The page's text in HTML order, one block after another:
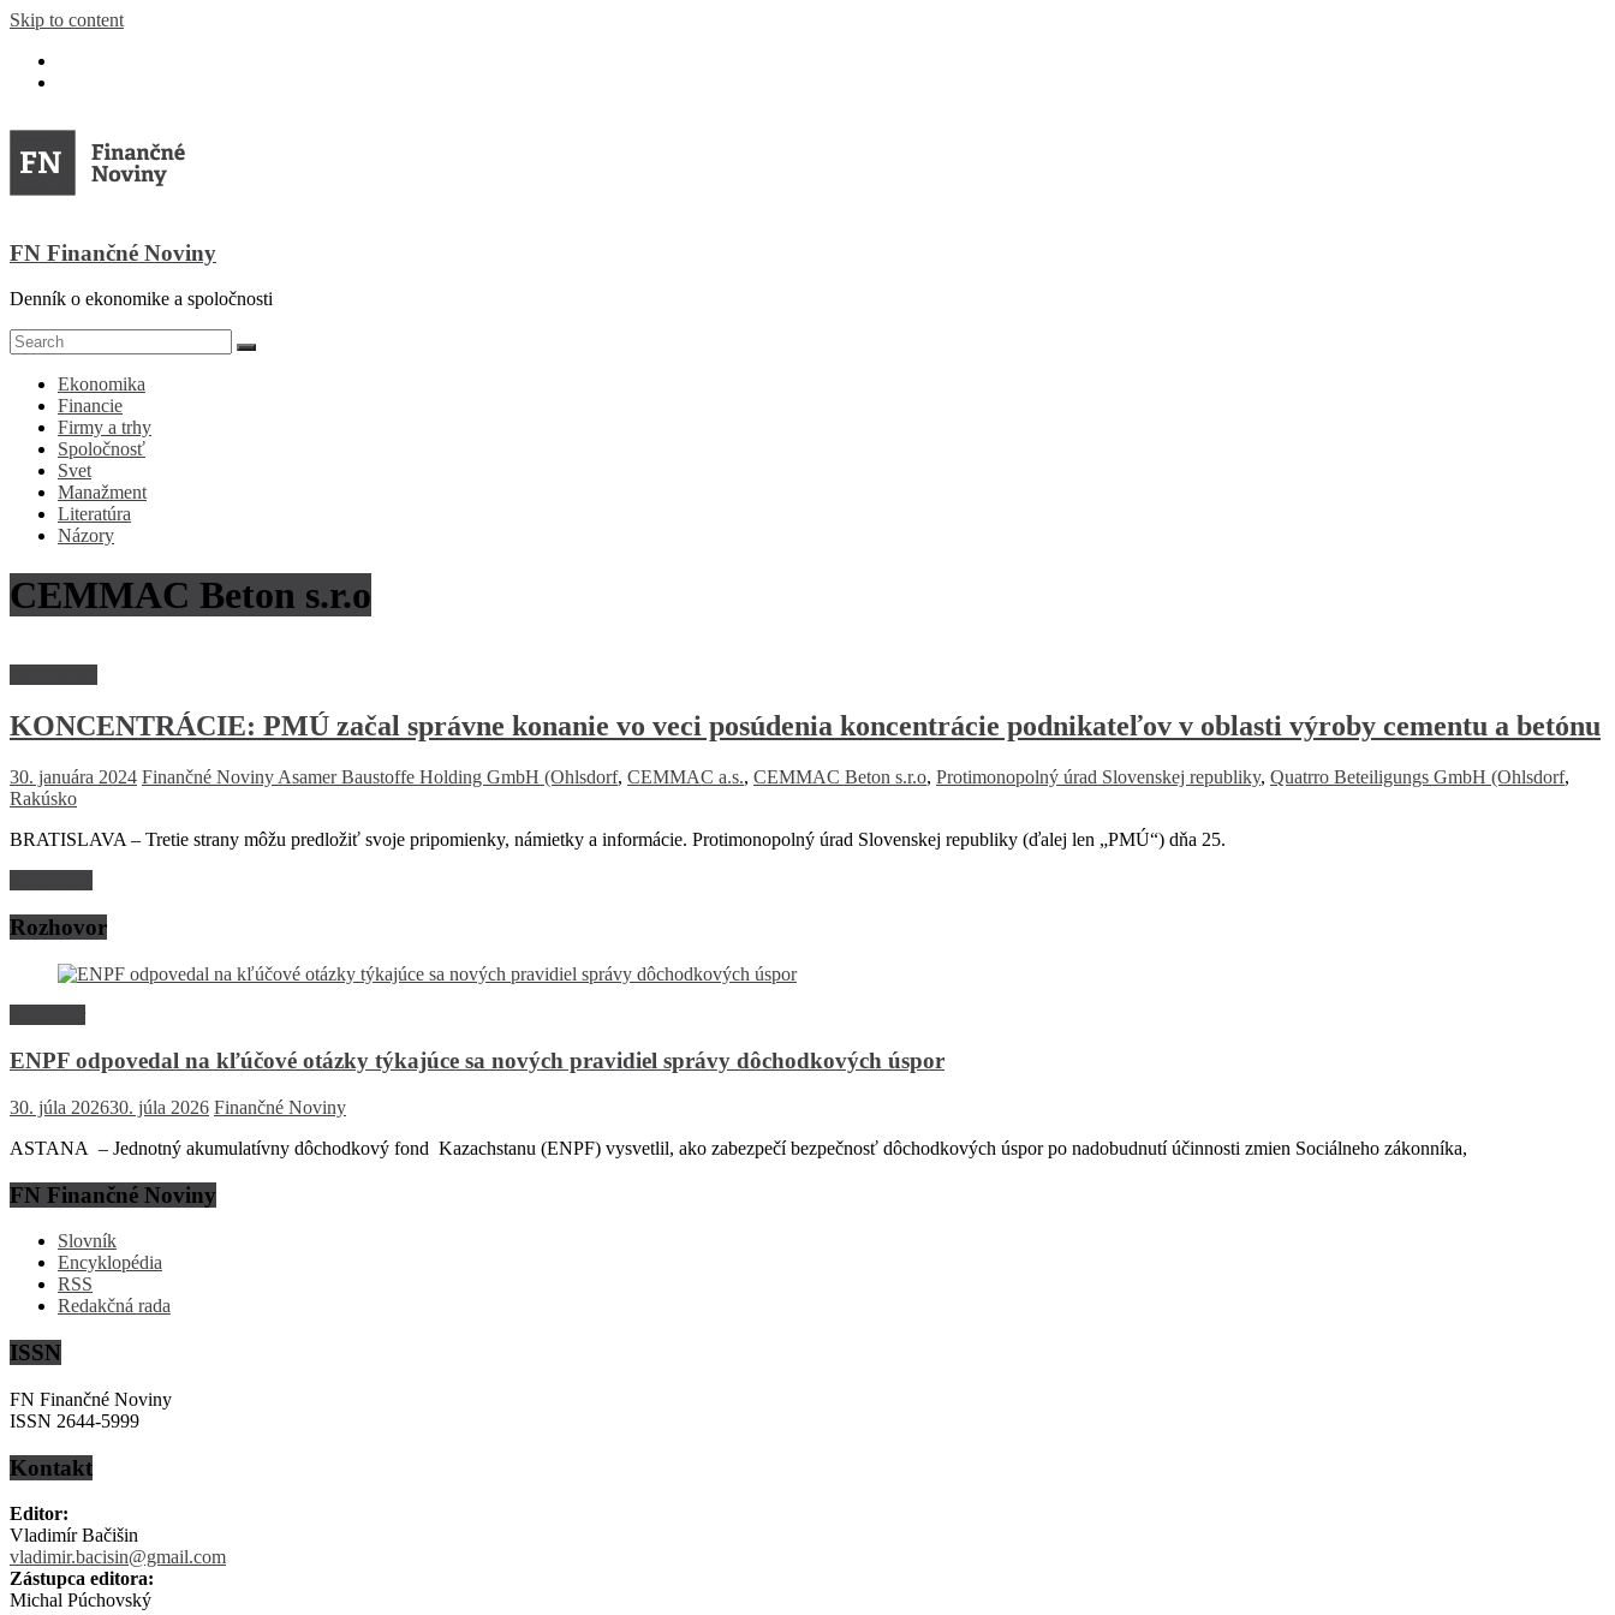
Skip to content
FN Finančné Noviny
Denník o ekonomike a spoločnosti
Ekonomika
Financie
Firmy a trhy
Spoločnosť
Svet
Manažment
Literatúra
Názory
CEMMAC Beton s.r.o
KONCENTRÁCIE: PMÚ začal správne konanie vo veci posúdenia koncentrácie podnikateľov v oblasti výroby cementu a betónu
30. januára 2024 Finančné Noviny Asamer Baustoffe Holding GmbH (Ohlsdorf, CEMMAC a.s., CEMMAC Beton s.r.o, Protimonopolný úrad Slovenskej republiky, Quatrro Beteiligungs GmbH (Ohlsdorf,
Rakúsko
BRATISLAVA – Tretie strany môžu predložiť svoje pripomienky, námietky a informácie. Protimonopolný úrad Slovenskej republiky (ďalej len „PMÚ“) dňa 25.
Rozhovor
ENPF odpovedal na kľúčové otázky týkajúce sa nových pravidiel správy dôchodkových úspor
30. júla 202630. júla 2026 Finančné Noviny
ASTANA – Jednotný akumulatívny dôchodkový fond Kazachstanu (ENPF) vysvetlil, ako zabezpečí bezpečnosť dôchodkových úspor po nadobudnutí účinnosti zmien Sociálneho zákonníka,
FN Finančné Noviny
Slovník
Encyklopédia
RSS
Redakčná rada
ISSN
FN Finančné Noviny
ISSN 2644-5999
Kontakt
Editor:
Vladimír Bačišin
vladimir.bacisin@gmail.com
Zástupca editora:
Michal Púchovský